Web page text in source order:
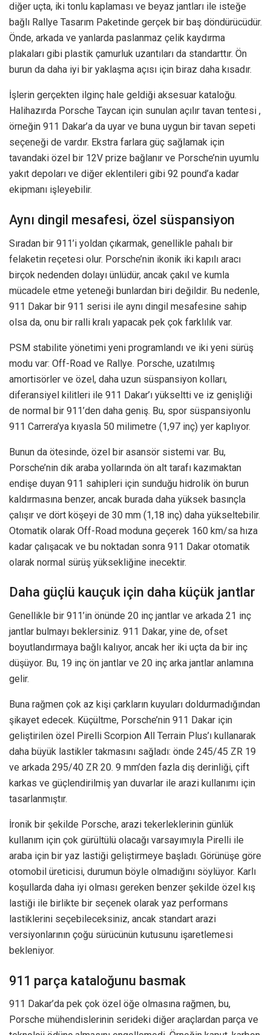
diğer uçta, iki tonlu kaplaması ve beyaz jantları ile isteğe
bağlı Rallye Tasarım Paketinde gerçek bir baş döndürücüdür.
Önde, arkada ve yanlarda paslanmaz çelik kaydırma
plakaları gibi plastik çamurluk uzantıları da standarttır. Ön
burun da daha iyi bir yaklaşma açısı için biraz daha kısadır.
İşlerin gerçekten ilginç hale geldiği aksesuar kataloğu.
Halihazırda Porsche Taycan için sunulan açılır tavan tentesi ,
örneğin 911 Dakar’a da uyar ve buna uygun bir tavan sepeti
seçeneği de vardır. Ekstra farlara güç sağlamak için
tavandaki özel bir 12V prize bağlanır ve Porsche’nin uyumlu
yakıt depoları ve diğer eklentileri gibi 92 pound’a kadar
ekipmanı işleyebilir.
Aynı dingil mesafesi, özel süspansiyon
Sıradan bir 911’i yoldan çıkarmak, genellikle pahalı bir
felaketin reçetesi olur. Porsche’nin ikonik iki kapılı aracı
birçok nedenden dolayı ünlüdür, ancak çakıl ve kumla
mücadele etme yeteneği bunlardan biri değildir. Bu nedenle,
911 Dakar bir 911 serisi ile aynı dingil mesafesine sahip
olsa da, onu bir ralli kralı yapacak pek çok farklılık var.
PSM stabilite yönetimi yeni programlandı ve iki yeni sürüş
modu var: Off-Road ve Rallye. Porsche, uzatılmış
amortisörler ve özel, daha uzun süspansiyon kolları,
diferansiyel kilitleri ile 911 Dakar’ı yükseltti ve iz genişliği
de normal bir 911’den daha geniş. Bu, spor süspansiyonlu
911 Carrera’ya kıyasla 50 milimetre (1,97 inç) yer kaplıyor.
Bunun da ötesinde, özel bir asansör sistemi var. Bu,
Porsche’nin dik araba yollarında ön alt tarafı kazımaktan
endişe duyan 911 sahipleri için sunduğu hidrolik ön burun
kaldırmasına benzer, ancak burada daha yüksek basınçla
çalışır ve dört köşeyi de 30 mm (1,18 inç) daha yükseltebilir.
Otomatik olarak Off-Road moduna geçerek 160 km/sa hıza
kadar çalışacak ve bu noktadan sonra 911 Dakar otomatik
olarak normal sürüş yüksekliğine inecektir.
Daha güçlü kauçuk için daha küçük jantlar
Genellikle bir 911’in önünde 20 inç jantlar ve arkada 21 inç
jantlar bulmayı beklersiniz. 911 Dakar, yine de, ofset
boyutlandırmaya bağlı kalıyor, ancak her iki uçta da bir inç
düşüyor. Bu, 19 inç ön jantlar ve 20 inç arka jantlar anlamına
gelir.
Buna rağmen çok az kişi çarkların kuyuları doldurmadığından
şikayet edecek. Küçültme, Porsche’nin 911 Dakar için
geliştirilen özel Pirelli Scorpion All Terrain Plus’ı kullanarak
daha büyük lastikler takmasını sağladı: önde 245/45 ZR 19
ve arkada 295/40 ZR 20. 9 mm’den fazla diş derinliği, çift
karkas ve güçlendirilmiş yan duvarlar ile arazi kullanımı için
tasarlanmıştır.
İronik bir şekilde Porsche, arazi tekerleklerinin günlük
kullanım için çok gürültülü olacağı varsayımıyla Pirelli ile
araba için bir yaz lastiği geliştirmeye başladı. Görünüşe göre
otomobil üreticisi, durumun böyle olmadığını söylüyor. Karlı
koşullarda daha iyi olması gereken benzer şekilde özel kış
lastiği ile birlikte bir seçenek olarak yaz performans
lastiklerini seçebileceksiniz, ancak standart arazi
versiyonlarının çoğu sürücünün kutusunu işaretlemesi
bekleniyor.
911 parça kataloğunu basmak
911 Dakar’da pek çok özel öğe olmasına rağmen, bu,
Porsche mühendislerinin serideki diğer araçlardan parça ve